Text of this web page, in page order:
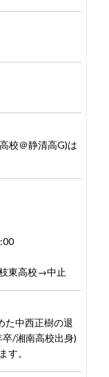
校＠静清高G)は
→中止
た中西正樹の退
/湘南高校出身)
す。